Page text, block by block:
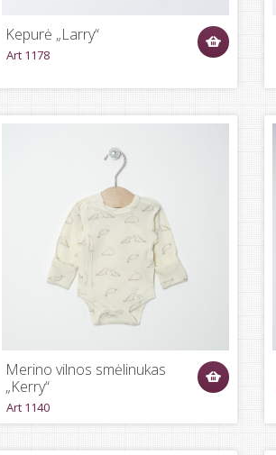
Kepurė „Larry“
Art 1178
Merino vilnos smėlinukas
„Kerry“
Art 1140